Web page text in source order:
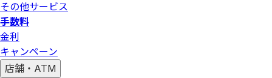
その他サービス
手数料
金利
キャンペーン
店舗・ATM